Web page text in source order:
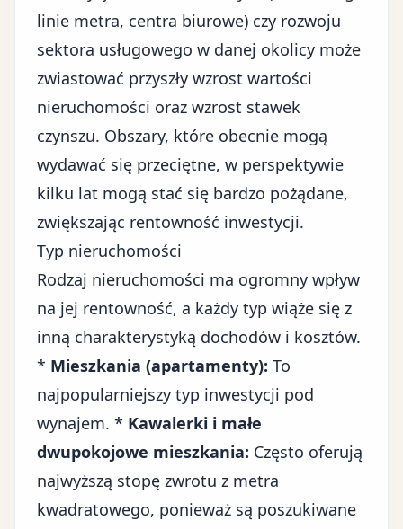
linie metra, centra biurowe) czy rozwoju
sektora usługowego w danej okolicy może
zwiastować przyszły wzrost wartości
nieruchomości oraz wzrost stawek
czynszu. Obszary, które obecnie mogą
wydawać się przeciętne, w perspektywie
kilku lat mogą stać się bardzo pożądane,
zwiększając rentowność inwestycji.
Typ nieruchomości
Rodzaj nieruchomości ma ogromny wpływ
na jej rentowność, a każdy typ wiąże się z
inną charakterystyką dochodów i kosztów.
* Mieszkania (apartamenty): To
najpopularniejszy typ inwestycji pod
wynajem. * Kawalerki i małe
dwupokojowe mieszkania: Często oferują
najwyższą stopę zwrotu z metra
kwadratowego, ponieważ są poszukiwane